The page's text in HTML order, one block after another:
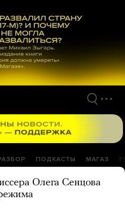
ПОДКАСТЫ МАГАЗ
Олега Сенцова